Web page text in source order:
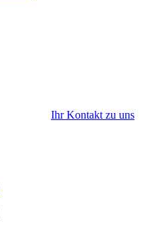
Ihr Kontakt zu uns